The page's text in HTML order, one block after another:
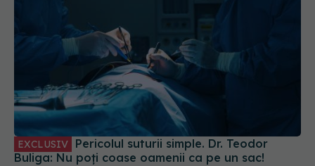
EXCLUSIV
Buliga: Nu poți coase oamenii ca pe un sac!